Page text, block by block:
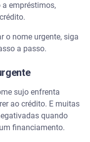
a empréstimos,
o nome urgente, siga
a passo.
sujo enfrenta
ao crédito. E muitas
quando
financiamento.